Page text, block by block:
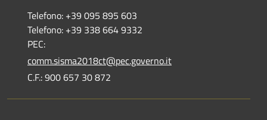
Telefono: +39 095 895 603
Telefono: +39 338 664 9332
PEC:
comm.sisma2018ct@pec.governo.it
C.F.: 900 657 30 872